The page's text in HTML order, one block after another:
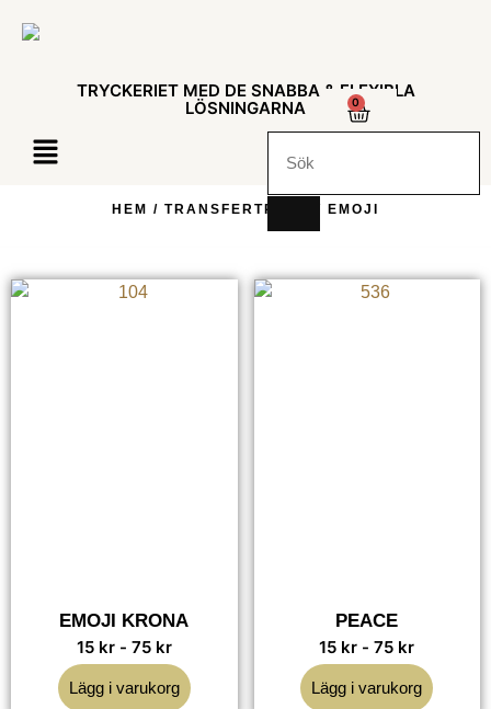
TRYCKERIET MED DE SNABBA & FLEXIBLA
LÖSNINGARNA
0
HEM / TRANSFERTRYCK / EMOJI
EMOJI KRONA
15 kr- 75 kr
Lägg i varukorg
PEACE
15 kr -75 kr
Lägg i varukorg